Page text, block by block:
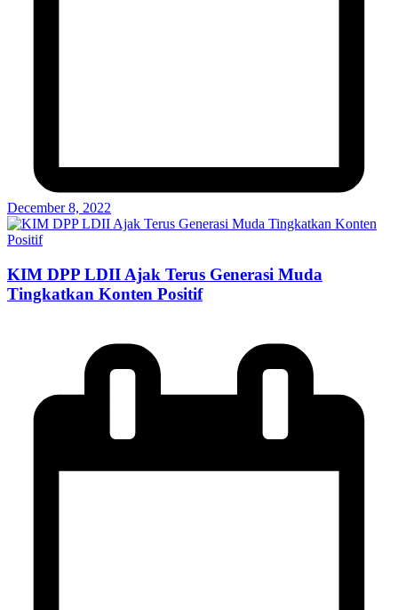
December 8, 2022
KIM DPP LDII Ajak Terus Generasi Muda
Tingkatkan Konten Positif